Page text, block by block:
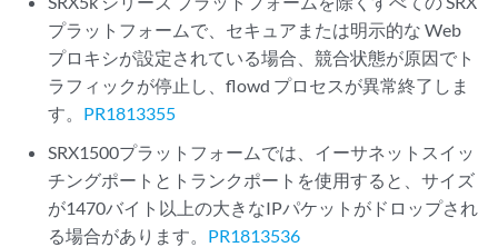
プラットフォームで、セキュアまたは明示的な Web
プロキシが設定されている場合、競合状態が原因でト
ラフィックが停止し、flowd プロセスが異常終了しま
す。 PR1813355
SRX1500プラットフォームでは、イーサネットスイッ
チングポートとトランクポートを使用すると、サイズ
が1470バイト以上の大きなIPパケットがドロップされ
る場合があります。 PR1813536